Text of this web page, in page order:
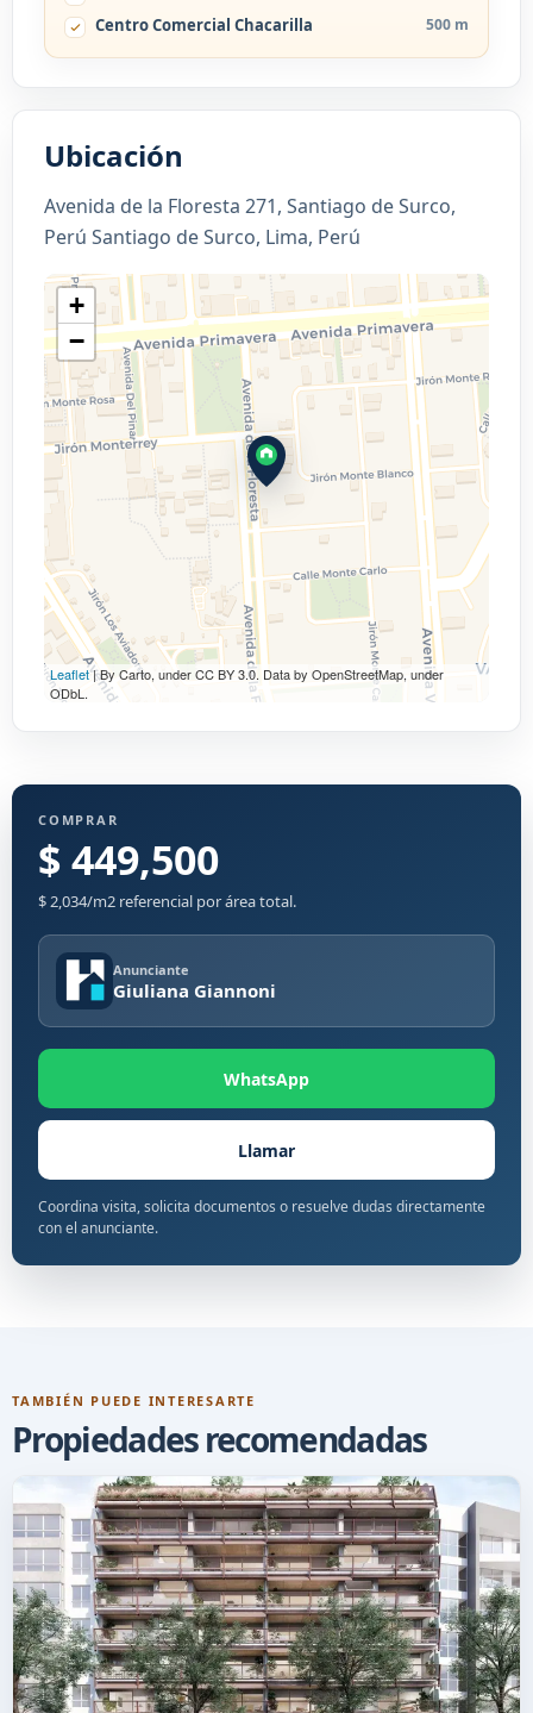
Centro Comercial Chacarilla 500 m
Ubicación
Avenida de la Floresta 271, Santiago de Surco,
Perú Santiago de Surco, Lima, Perú
+
−
Leaflet| By Carto, under CC BY 3.0. Data by OpenStreetMap, under
ODbL.
COMPRAR
$ 449,500
$ 2,034/m2 referencial por área total.
Anunciante
Giuliana Giannoni
WhatsApp
Llamar
Coordina visita, solicita documentos o resuelve dudas directamente
con el anunciante.
TAMBIÉN PUEDE INTERESARTE
Propiedades recomendadas